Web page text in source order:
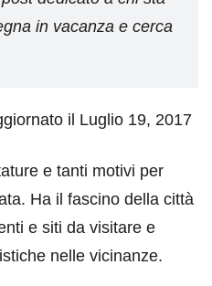
in vacanza e cerca
il Luglio 19, 2017
e tanti motivi per
Ha il fascino della città
e siti da visitare e
nelle vicinanze.